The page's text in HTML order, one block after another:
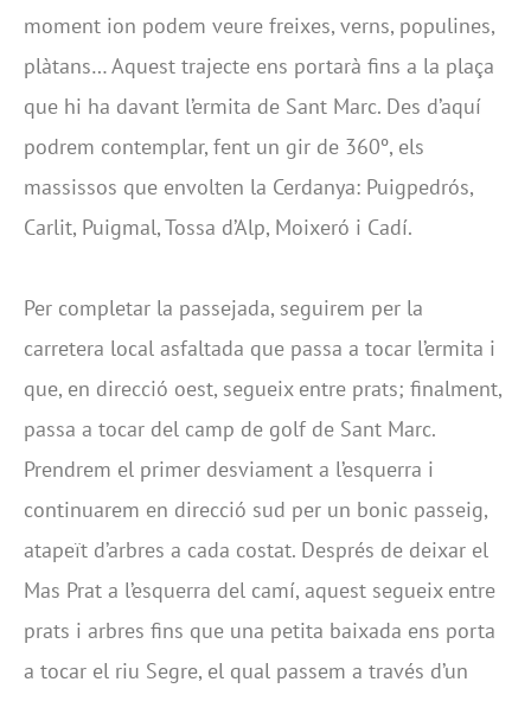
moment ion podem veure freixes, verns, populines,
plàtans… Aquest trajecte ens portarà fins a la plaça
que hi ha davant l’ermita de Sant Marc. Des d’aquí
podrem contemplar, fent un gir de 360º, els
massissos que envolten la Cerdanya: Puigpedrós,
Carlit, Puigmal, Tossa d’Alp, Moixeró i Cadí.
Per completar la passejada, seguirem per la
carretera local asfaltada que passa a tocar l’ermita i
que, en direcció oest, segueix entre prats; finalment,
passa a tocar del camp de golf de Sant Marc.
Prendrem el primer desviament a l’esquerra i
continuarem en direcció sud per un bonic passeig,
atapeït d’arbres a cada costat. Després de deixar el
Mas Prat a l’esquerra del camí, aquest segueix entre
prats i arbres fins que una petita baixada ens porta
a tocar el riu Segre, el qual passem a través d’un